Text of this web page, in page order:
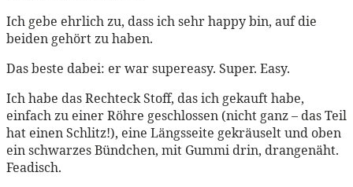
Ich gebe ehrlich zu, dass ich sehr happy bin, auf die
beiden gehört zu haben.
Das beste dabei: er war supereasy. Super. Easy.
Ich habe das Rechteck Stoff, das ich gekauft habe,
einfach zu einer Röhre geschlossen (nicht ganz – das Teil
hat einen Schlitz!), eine Längsseite gekräuselt und oben
ein schwarzes Bündchen, mit Gummi drin, drangenäht.
Feadisch.